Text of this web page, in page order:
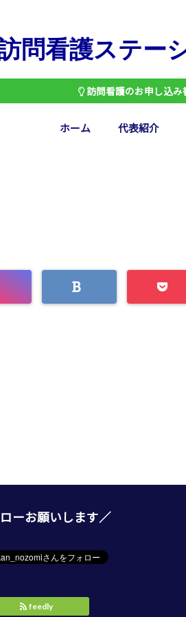
問看護ステー
訪問看護のお申し込み
ホーム 代表紹介
ーお願いします／
feedly